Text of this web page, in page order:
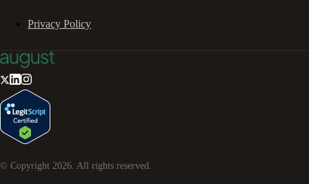
Privacy Policy
© Copyright 2026 . All rights reserved.